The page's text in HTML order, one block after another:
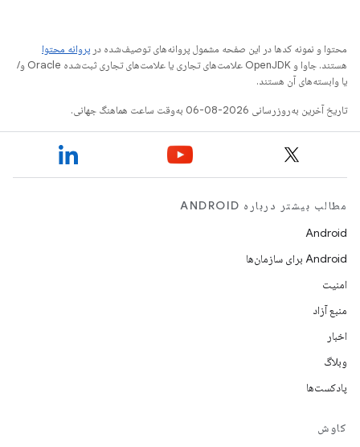
محتوا و نمونه کدها در این صفحه مشمول پروانه‌های توصیف‌شده در پروانه محتوا
هستند. جاوا و OpenJDK علامت‌های تجاری یا علامت‌های تجاری ثبت‌شده Oracle و/
یا وابسته‌های آن هستند.
تاریخ آخرین به‌روزرسانی 2026-08-06 به‌وقت ساعت هماهنگ جهانی.
مطالب بیشتر درباره ANDROID
Android
Android برای سازمان‌ها
امنیت
منبع آزاد
اخبار
وبلاگ
پادکست‌ها
کاوش